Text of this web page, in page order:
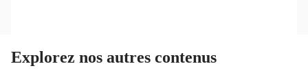
Explorez nos autres contenus